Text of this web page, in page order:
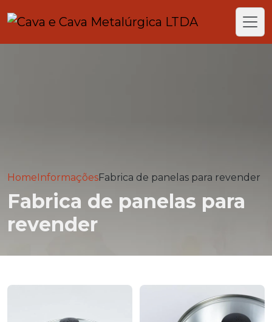
HomeInformaçõesFabrica de panelas para revender
Fabrica de panelas para
revender